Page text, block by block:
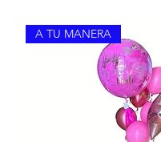
A TU MANERA